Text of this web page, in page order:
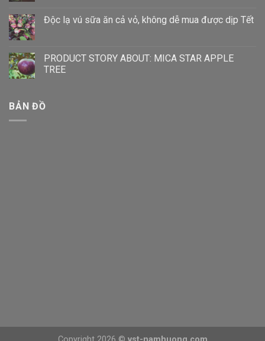
Độc lạ vú sữa ăn cả vỏ, không dễ mua được dịp Tết
PRODUCT STORY ABOUT: MICA STAR APPLE
TREE
BẢN ĐỒ